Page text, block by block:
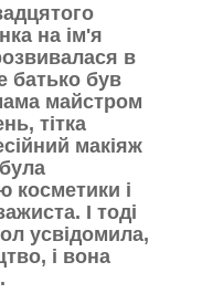
на ім'я
в
батько був
майстром
тітка
макіяж
косметики і
І тоді
усвідомила,
і вона